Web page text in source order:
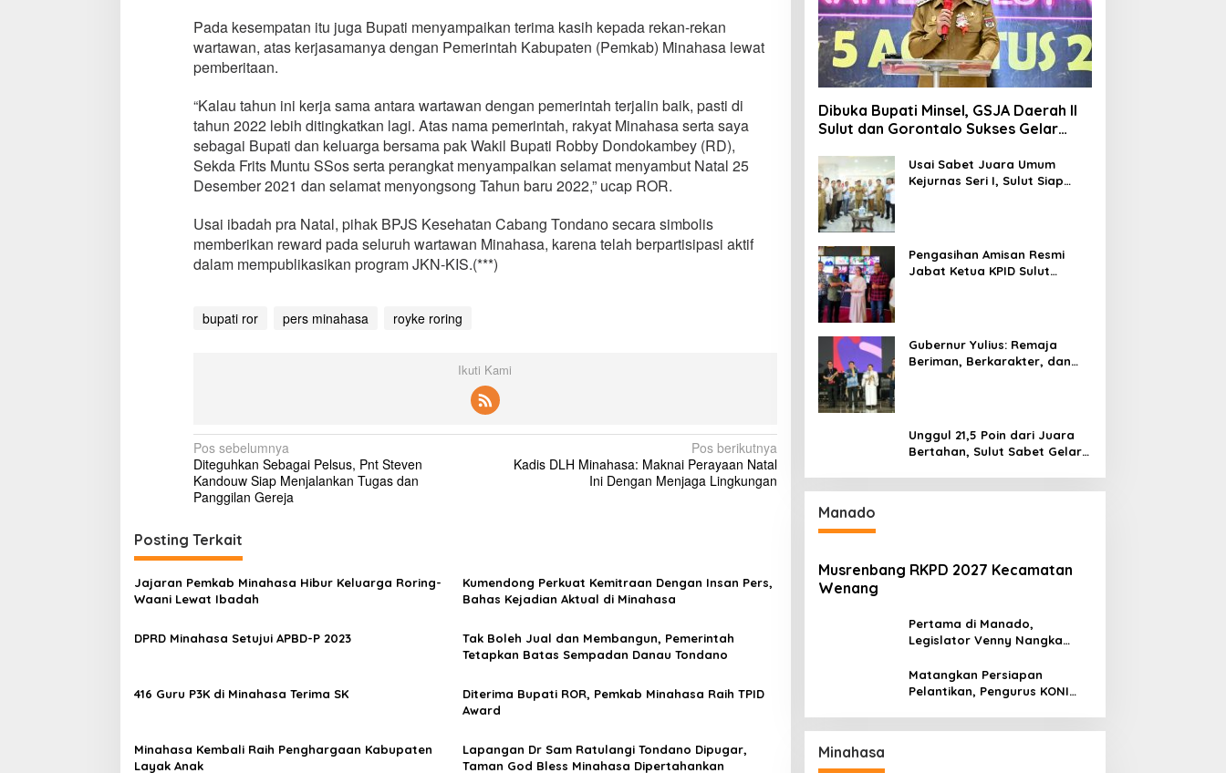
t
a
l
s
a
n
P
e
r
M
i
n
a
Pada kesempatan itu juga Bupati menyampaikan terima kasih kepada rekan-rekan
wartawan, atas kerjasamanya dengan Pemerintah Kabupaten (Pemkab) Minahasa lewat
pemberitaan.
“Kalau tahun ini kerja sama antara wartawan dengan pemerintah terjalin baik, pasti di
tahun 2022 lebih ditingkatkan lagi. Atas nama pemerintah, rakyat Minahasa serta saya
sebagai Bupati dan keluarga bersama pak Wakil Bupati Robby Dondokambey (RD),
Sekda Frits Muntu SSos serta perangkat menyampaikan selamat menyambut Natal 25
Desember 2021 dan selamat menyongsong Tahun baru 2022,” ucap ROR.
Usai ibadah pra Natal, pihak BPJS Kesehatan Cabang Tondano secara simbolis
memberikan reward pada seluruh wartawan Minahasa, karena telah berpartisipasi aktif
dalam mempublikasikan program JKN-KIS.(***)
bupati ror pers minahasa royke roring
Ikuti Kami
N
a
v
i
g
a
s
i
s
Pos sebelumnya
Diteguhkan Sebagai Pelsus, Pnt Steven
Kandouw Siap Menjalankan Tugas dan
Panggilan Gereja
Pos berikutnya
Kadis DLH Minahasa: Maknai Perayaan Natal
Ini Dengan Menjaga Lingkungan
Posting Terkait
Jajaran Pemkab Minahasa Hibur Keluarga Roring-
Waani Lewat Ibadah
Kumendong Perkuat Kemitraan Dengan Insan Pers,
Bahas Kejadian Aktual di Minahasa
DPRD Minahasa Setujui APBD-P 2023
Tak Boleh Jual dan Membangun, Pemerintah
Tetapkan Batas Sempadan Danau Tondano
416 Guru P3K di Minahasa Terima SK
Diterima Bupati ROR, Pemkab Minahasa Raih TPID
Award
Minahasa Kembali Raih Penghargaan Kabupaten
Layak Anak
Lapangan Dr Sam Ratulangi Tondano Dipugar,
Taman God Bless Minahasa Dipertahankan
Dibuka Bupati Minsel, GSJA Daerah II
Sulut dan Gorontalo Sukses Gelar
Usai Sabet Juara Umum
Kejurnas Seri I, Sulut Siap
Pengasihan Amisan Resmi
Jabat Ketua KPID Sulut
Gubernur Yulius: Remaja
Beriman, Berkarakter, dan
Unggul 21,5 Poin dari Juara
Bertahan, Sulut Sabet Gelar
Manado
Musrenbang RKPD 2027 Kecamatan
Wenang
Pertama di Manado,
Legislator Venny Nangka
Titiwungen Utara
Matangkan Persiapan
Pelantikan, Pengurus KONI
Minahasa